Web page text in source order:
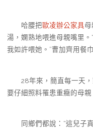
哈腰把歐凌辦公家具母
湯，嫻熟地喂進母親嘴里
我如許喂她。”曹加齊用餐
28年來，簡直每一天，
要仔細照料罹患重癥的母親
同鄉們都說：“這兒子真